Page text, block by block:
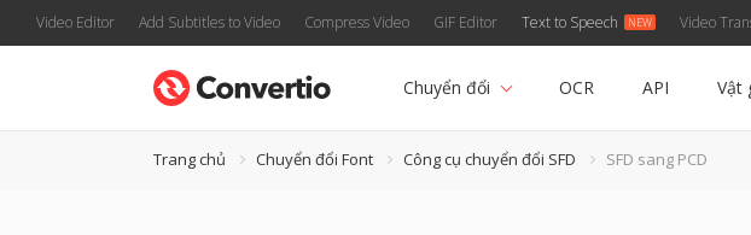
Video Editor Add Subtitles to Video Compress Video GIF Editor Text to Speech Video
Chuyển đổi OCR API Vật
Trang chủ Chuyển đổi Font Công cụ chuyển đổi SFD SFD sang PCD